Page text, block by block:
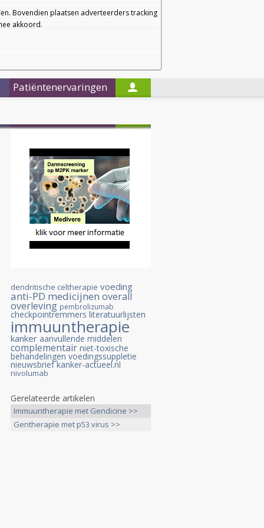
Bovendien plaatsen adverteerders tracking
akkoord.
a
a
Nieuwsbrief
Startpagina
Patiëntenervaringen
dendritische celtherapie voeding
anti-PD medicijnen overall
overleving pembrolizumab
checkpointremmers literatuurlijsten
immuuntherapie
kanker aanvullende middelen
complementair niet-toxische
behandelingen voedingssuppletie
nieuwsbrief kanker-actueel.nl
nivolumab
Gerelateerde artikelen
Immuuntherapie met Gendicine >>
Gentherapie met p53 virus >>